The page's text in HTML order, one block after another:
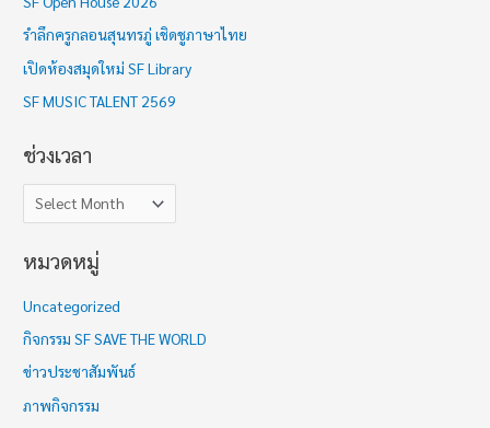
รำลึกครูกลอนสุนทรภู่ เชิดชูภาษาไทย
เปิดห้องสมุดใหม่ SF Library
SF MUSIC TALENT 2569
ช่วงเวลา
เ
ว
ล
า
หมวดหมู่
Uncategorized
กิจกรรม SF SAVE THE WORLD
ข่าวประชาสัมพันธ์
ภาพกิจกรรม